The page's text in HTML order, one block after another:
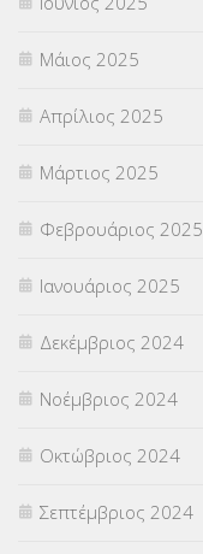
Μάιος 2025
Απρίλιος 2025
Μάρτιος 2025
Φεβρουάριος 2025
Ιανουάριος 2025
Δεκέμβριος 2024
Νοέμβριος 2024
Οκτώβριος 2024
Σεπτέμβριος 2024